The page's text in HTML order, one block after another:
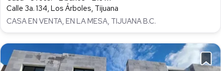
Calle 3a. 134, Los Árboles, Tijuana
CASA EN VENTA, EN LA MESA, TIJUANA B.C.